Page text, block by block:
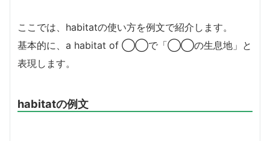
ここでは、habitatの使い方を例文で紹介します。
基本的に、a habitat of ◯◯で「◯◯の生息地」と
表現します。
habitatの例文